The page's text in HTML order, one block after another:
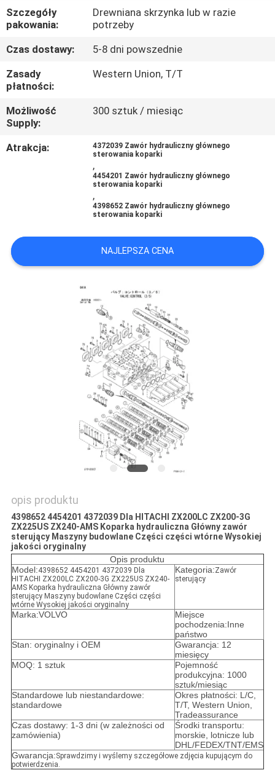
SKONTAKTUJ
SIĘ
Z
NAMI
AKTUALNOŚCI
WSZYSTKIE
O
WYCENĘ
PRYWATNOŚCI
Szczegóły
pakowania:
Drewniana skrzynka lub w razie
potrzeby
Czas dostawy:
5-8 dni powszednie
Zasady
płatności:
Western Union, T/T
Możliwość
Supply:
300 sztuk / miesiąc
Atrakcja:
4372039 Zawór hydrauliczny głównego
sterowania koparki
,
4454201 Zawór hydrauliczny głównego
sterowania koparki
,
4398652 Zawór hydrauliczny głównego
sterowania koparki
NAJLEPSZA CENA
opis produktu
4398652 4454201 4372039 Dla HITACHI ZX200LC ZX200-3G
ZX225US ZX240-AMS Koparka hydrauliczna Główny zawór
sterujący Maszyny budowlane Części części wtórne Wysokiej
jakości oryginalny
Opis produktu
Model:4398652 4454201 4372039 Dla
HITACHI ZX200LC ZX200-3G ZX225US ZX240-
AMS Koparka hydrauliczna Główny zawór
sterujący Maszyny budowlane Części części
wtórne Wysokiej jakości oryginalny
Kategoria:Zawór
sterujący
Marka:VOLVO
Miejsce
pochodzenia:Inne
państwo
Stan: oryginalny i OEM
Gwarancja: 12
miesięcy
MOQ: 1 sztuk
Pojemność
produkcyjna: 1000
sztuk/miesiąc
Standardowe lub niestandardowe:
standardowe
Okres płatności: L/C,
T/T, Western Union,
Tradeassurance
Czas dostawy: 1-3 dni (w zależności od
zamówienia)
Środki transportu:
morskie, lotnicze lub
DHL/FEDEX/TNT/EMS
Gwarancja:Sprawdzimy i wyślemy szczegółowe zdjęcia kupującym do
potwierdzenia.